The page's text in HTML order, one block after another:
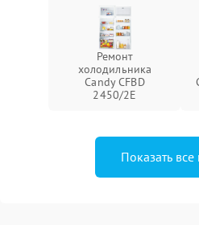
Ремонт
холодильника
Candy CFBD
2450/2E
Показать